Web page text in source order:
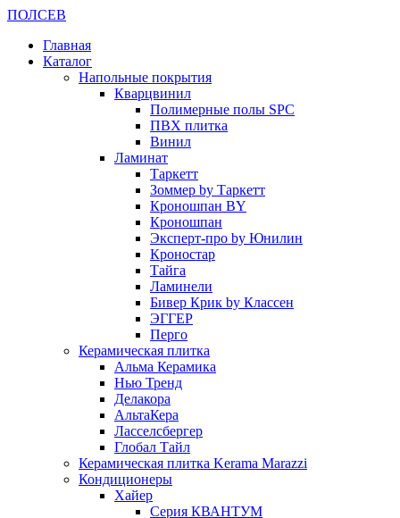
ПОЛСЕВ
Главная
Каталог
Напольные покрытия
Кварцвинил
Полимерные полы SPC
ПВХ плитка
Винил
Ламинат
Таркетт
Зоммер by Таркетт
Кроношпан BY
Кроношпан
Эксперт-про by Юнилин
Кроностар
Тайга
Ламинели
Бивер Крик by Классен
ЭГГЕР
Перго
Керамическая плитка
Альма Керамика
Нью Тренд
Делакора
АльтаКера
Ласселсбергер
Глобал Тайл
Керамическая плитка Kerama Marazzi
Кондиционеры
Хайер
Серия КВАНТУМ